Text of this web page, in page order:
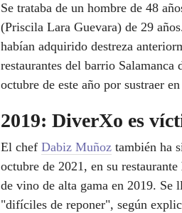
Se trataba de un hombre de 48
(Priscila Lara Guevara) de 29
habían adquirido destreza
restaurantes del barrio
octubre de este año por sustraer
2019: DiverXo es
El chef Dabiz Muñoz también ha
octubre de 2021, en su restaurante
de vino de alta gama en 2019. Se
"difíciles de reponer", según